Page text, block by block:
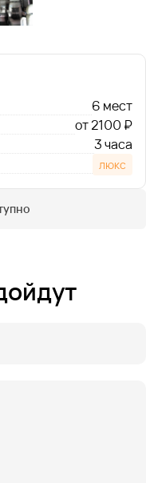
6 мест
от 2100 ₽
3 часа
люкс